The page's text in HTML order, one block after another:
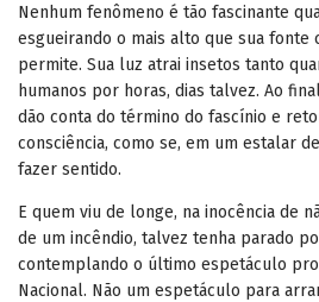
r
o
n
w
t
t
r
)
r
e
o
n
e
b
o
o
Nenhum fenômeno é tão fascinante
esgueirando o mais alto que sua
permite. Sua luz atrai insetos tanto
humanos por horas, dias talvez. Ao
dão conta do término do fascínio e
consciência, como se, em um estalar
fazer sentido.
E quem viu de longe, na inocência de
de um incêndio, talvez tenha parado
contemplando o último espetáculo
Nacional. Não um espetáculo para